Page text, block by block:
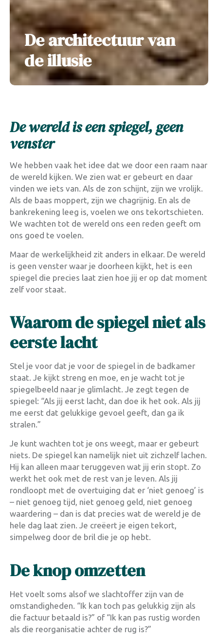
De architectuur van
de illusie
De wereld is een spiegel, geen
venster
We hebben vaak het idee dat we door een raam naar
de wereld kijken. We zien wat er gebeurt en daar
vinden we iets van. Als de zon schijnt, zijn we vrolijk.
Als de baas moppert, zijn we chagrijnig. En als de
bankrekening leeg is, voelen we ons tekortschieten.
We wachten tot de wereld ons een reden geeft om
ons goed te voelen.
Maar de werkelijkheid zit anders in elkaar. De wereld
is geen venster waar je doorheen kijkt, het is een
spiegel die precies laat zien hoe jij er op dat moment
zelf voor staat.
Waarom de spiegel niet als
eerste lacht
Stel je voor dat je voor de spiegel in de badkamer
staat. Je kijkt streng en moe, en je wacht tot je
spiegelbeeld naar je glimlacht. Je zegt tegen de
spiegel: “Als jij eerst lacht, dan doe ik het ook. Als jij
me eerst dat gelukkige gevoel geeft, dan ga ik
stralen.”
Je kunt wachten tot je ons weegt, maar er gebeurt
niets. De spiegel kan namelijk niet uit zichzelf lachen.
Hij kan alleen maar teruggeven wat jij erin stopt. Zo
werkt het ook met de rest van je leven. Als jij
rondloopt met de overtuiging dat er ‘niet genoeg’ is
– niet genoeg tijd, niet genoeg geld, niet genoeg
waardering – dan is dat precies wat de wereld je de
hele dag laat zien. Je creëert je eigen tekort,
simpelweg door de bril die je op hebt.
De knop omzetten
Het voelt soms alsof we slachtoffer zijn van de
omstandigheden. “Ik kan toch pas gelukkig zijn als
die factuur betaald is?” of “Ik kan pas rustig worden
als die reorganisatie achter de rug is?”